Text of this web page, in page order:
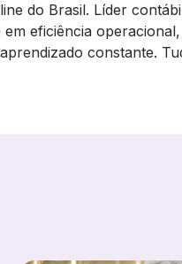
do Brasil. Líder
eficiência
constante.